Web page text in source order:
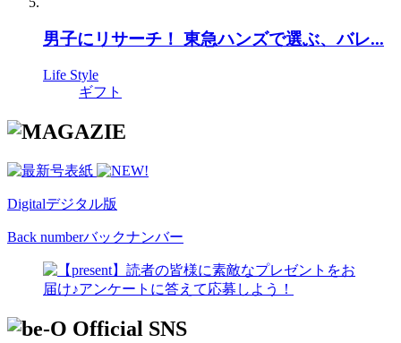
男子にリサーチ！ 東急ハンズで選ぶ、バレ...
Life Style
ギフト
Digitalデジタル版
Back numberバックナンバー